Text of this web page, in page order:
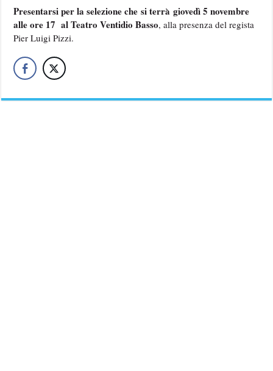
Presentarsi per la selezione che si terrà giovedì 5 novembre
alle ore 17 al Teatro Ventidio Basso, alla presenza del regista
Pier Luigi Pizzi.